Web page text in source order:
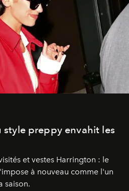
preppy envahit les
et vestes Harrington : le
à nouveau comme l'un
saison.